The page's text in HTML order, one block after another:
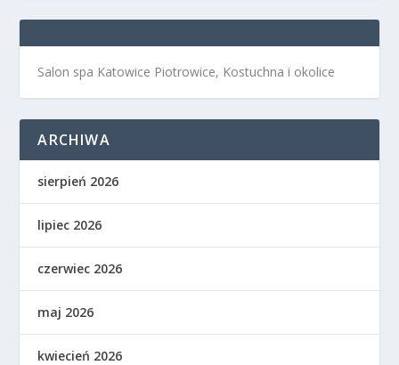
Salon spa Katowice Piotrowice, Kostuchna i okolice
ARCHIWA
sierpień 2026
lipiec 2026
czerwiec 2026
maj 2026
kwiecień 2026